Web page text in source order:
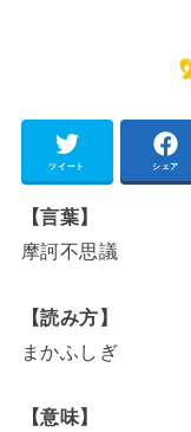
ツイート シェア
【言葉】
摩訶不思議
【読み方】
まかふしぎ
【意味】